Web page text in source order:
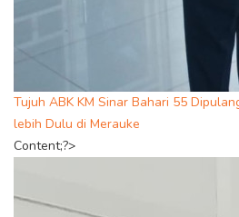
Tujuh ABK KM Sinar Bahari 55
lebih Dulu di Merauke
Content;?>